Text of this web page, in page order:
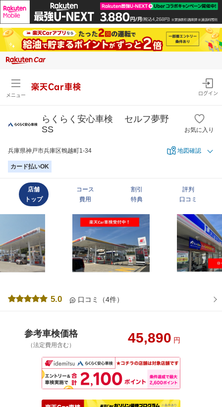
メニュー
楽天Car車検
ログイン
らくらく安心車検 セルフ夢野
SS
お気に入り
兵庫県神戸市兵庫区鵯越町1-34 地図確認
カード払いOK
店舗
トップ
コース
費用
割引
特典
評判
口コミ
5.0 口コミ（4件）
参考車検価格
（法定費用含む） 45,890 円